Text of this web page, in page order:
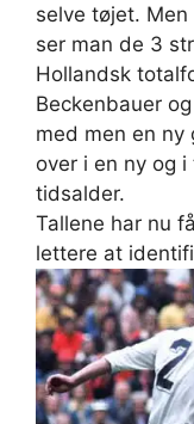
selve tøjet.
ser man de 3
Hollandsk
Beckenbauer
med men en ny
over i en ny og
tidsalder.
Tallene har nu
lettere at